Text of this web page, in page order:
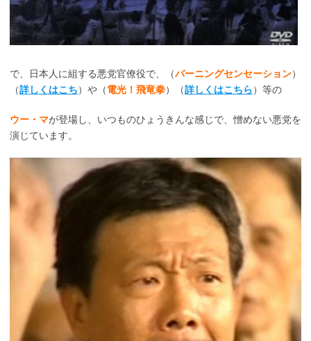
で、日本人に組する悪党官僚役で、（バーニングセンセーション）
（詳しくはこち）や（電光！飛竜拳）（詳しくはこちら）等の
ウー・マが登場し、いつものひょうきんな感じで、憎めない悪党を
演じています。